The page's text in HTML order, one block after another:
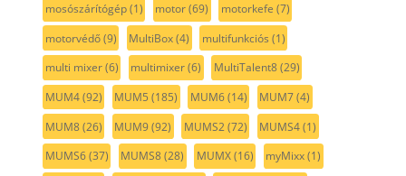
mosószárítógép(1) motor(69) motorkefe (7)
motorvédő(9) MultiBox(4) multifunkciós (1)
multi mixer(6) multimixer(6) MultiTalent8(29)
MUM4(92) MUM5 (185) MUM6(14) MUM7(4)
MUM8(26) MUM9(92) MUMS2(72) MUMS4(1)
MUMS6(37) MUMS8(28) MUMX(16) myMixx(1)